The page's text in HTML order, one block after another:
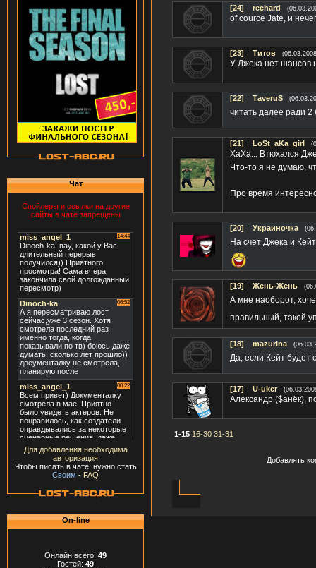
Чат
Спойлеры и ссылки на другие
сайты в чате запрещены
Для добавления необходима
авторизация
Чтобы писать в чате, нужно стать
Своим - FAQ
On-line
Онлайн всего: 49
Гостей: 49
[24] reehard
of cource Jate, и
[23] Титов
У Джека нет шансов
[22] TаveruS
читать далее ради 2
[21] LoSt_aKa_girl
ХаХа... Втюхался
Что-то я не думаю,
Про время
[20] Украиночка
На счет Джека и
[19] Жень-Жень
А мне наоборот,
правильный, такой
[18] mazurina
Да, если Кейт будет
[17] U-uker
Александр ($анёк),
1-15 16-30 31-31
Добавлять